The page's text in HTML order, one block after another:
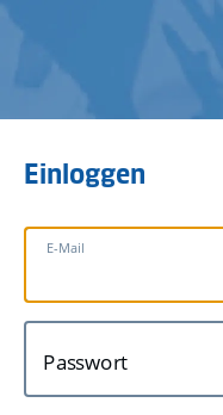
Einloggen
E-Mail
Passwort